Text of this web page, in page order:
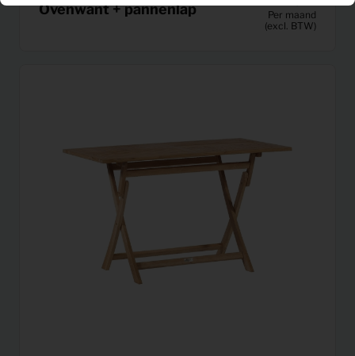
Ovenwant + pannenlap
Per maand
(excl. BTW)